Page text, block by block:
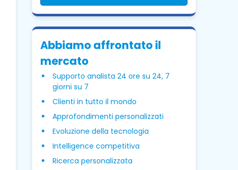
Abbiamo affrontato il
mercato
Supporto analista 24 ore su 24, 7
giorni su 7
Clienti in tutto il mondo
Approfondimenti personalizzati
Evoluzione della tecnologia
Intelligence competitiva
Ricerca personalizzata